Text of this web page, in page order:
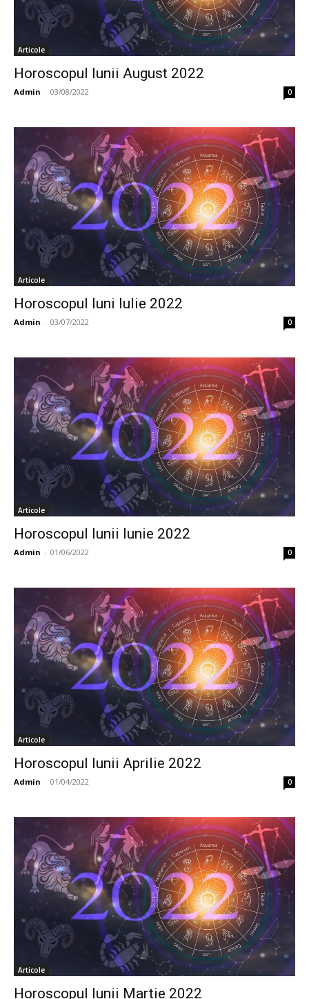
Articole
Horoscopul lunii August 2022
Admin - 03/08/2022 0
Articole
Horoscopul luni Iulie 2022
Admin - 03/07/2022 0
Articole
Horoscopul lunii Iunie 2022
Admin - 01/06/2022 0
Articole
Horoscopul lunii Aprilie 2022
Admin - 01/04/2022 0
Articole
Horoscopul lunii Martie 2022